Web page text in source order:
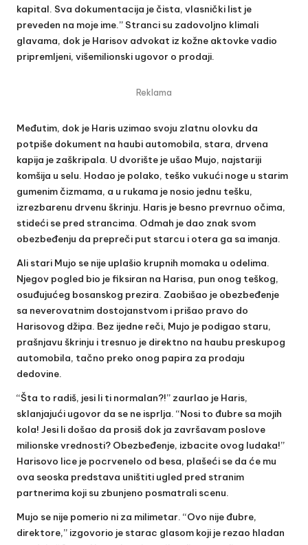
kapital. Sva dokumentacija je čista, vlasnički list je
preveden na moje ime.” Stranci su zadovoljno klimali
glavama, dok je Harisov advokat iz kožne aktovke vadio
pripremljeni, višemilionski ugovor o prodaji.
Reklama
Međutim, dok je Haris uzimao svoju zlatnu olovku da
potpiše dokument na haubi automobila, stara, drvena
kapija je zaškripala. U dvorište je ušao Mujo, najstariji
komšija u selu. Hodao je polako, teško vukući noge u starim
gumenim čizmama, a u rukama je nosio jednu tešku,
izrezbarenu drvenu škrinju. Haris je besno prevrnuo očima,
stideći se pred strancima. Odmah je dao znak svom
obezbeđenju da prepreči put starcu i otera ga sa imanja.
Ali stari Mujo se nije uplašio krupnih momaka u odelima.
Njegov pogled bio je fiksiran na Harisa, pun onog teškog,
osuđujućeg bosanskog prezira. Zaobišao je obezbeđenje
sa neverovatnim dostojanstvom i prišao pravo do
Harisovog džipa. Bez ijedne reči, Mujo je podigao staru,
prašnjavu škrinju i tresnuo je direktno na haubu preskupog
automobila, tačno preko onog papira za prodaju
dedovine.
“Šta to radiš, jesi li ti normalan?!” zaurlao je Haris,
sklanjajući ugovor da se ne isprlja. “Nosi to đubre sa mojih
kola! Jesi li došao da prosiš dok ja završavam poslove
milionske vrednosti? Obezbeđenje, izbacite ovog ludaka!”
Harisovo lice je pocrvenelo od besa, plašeći se da će mu
ova seoska predstava uništiti ugled pred stranim
partnerima koji su zbunjeno posmatrali scenu.
Mujo se nije pomerio ni za milimetar. “Ovo nije đubre,
direktore,” izgovorio je starac glasom koji je rezao hladan